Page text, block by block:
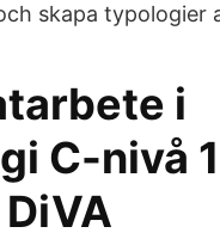
skapa typologier
i
C-nivå